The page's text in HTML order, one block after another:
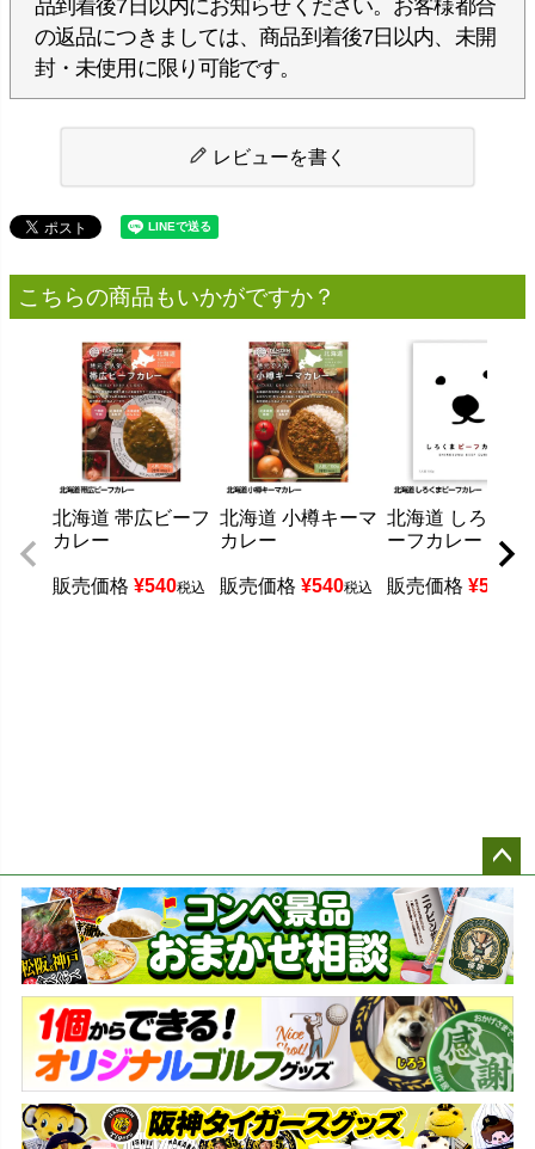
品到着後7日以内にお知らせください。お客様都合
の返品につきましては、商品到着後7日以内、未開
封・未使用に限り可能です。
レビューを書く
こちらの商品もいかがですか？
北海道 帯広ビーフ
カレー
販売価格 ¥540税込
北海道 小樽キーマ
カレー
販売価格 ¥540税込
北海道 しろくま
ーフカレー
販売価格 ¥594
ペー
ジト
ップ
へ